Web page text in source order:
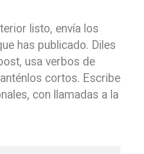
listo, envía los
has publicado. Diles
usa verbos de
cortos. Escribe
con llamadas a la